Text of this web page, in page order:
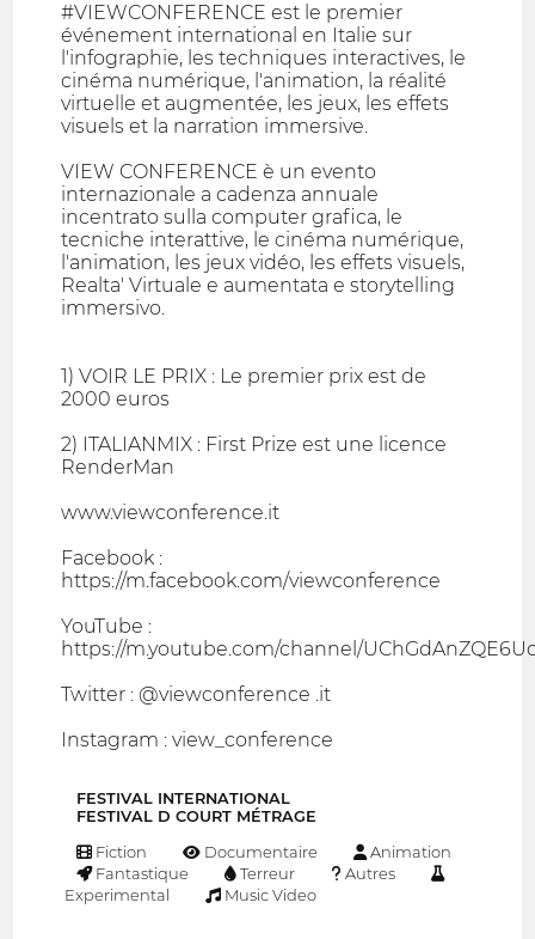
#VIEWCONFERENCE est le premier
événement international en Italie sur
l'infographie, les techniques interactives, le
cinéma numérique, l'animation, la réalité
virtuelle et augmentée, les jeux, les effets
visuels et la narration immersive.
VIEW CONFERENCE è un evento
internazionale a cadenza annuale
incentrato sulla computer grafica, le
tecniche interattive, le cinéma numérique,
l'animation, les jeux vidéo, les effets visuels,
Realta' Virtuale e aumentata e storytelling
immersivo.
1) VOIR LE PRIX : Le premier prix est de
2000 euros
2) ITALIANMIX : First Prize est une licence
RenderMan
www.viewconference.it
Facebook :
https://m.facebook.com/viewconference
YouTube :
https://m.youtube.com/channel/
Twitter : @viewconference .it
Instagram : view_conference
FESTIVAL INTERNATIONAL
FESTIVAL D COURT MÉTRAGE
Fiction Documentaire
Animation
Fantastique
Terreur
Autres
Experimental
Music Video